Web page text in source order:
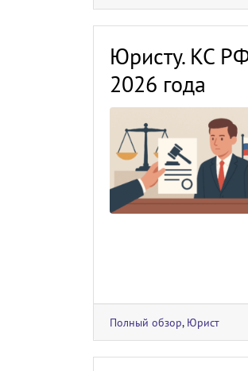
Юристу. КС
2026 года
Полный обзор, Юрист